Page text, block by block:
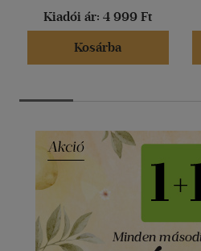
Kiadói ár: 4 999 Ft
Kosárba